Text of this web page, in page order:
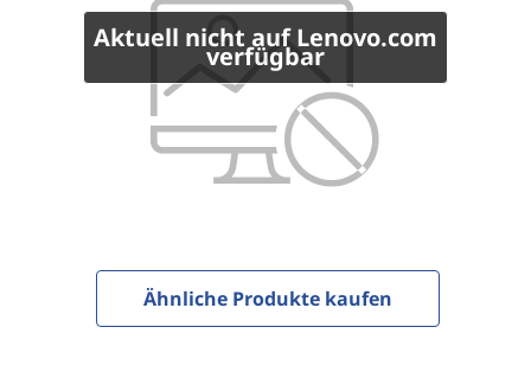
Aktuell nicht auf Lenovo.com
verfügbar
Ähnliche Produkte kaufen